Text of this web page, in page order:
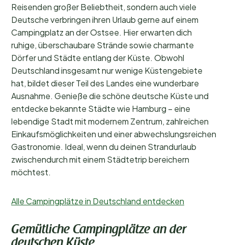
Reisenden großer Beliebtheit, sondern auch viele
Deutsche verbringen ihren Urlaub gerne auf einem
Campingplatz an der Ostsee. Hier erwarten dich
ruhige, überschaubare Strände sowie charmante
Dörfer und Städte entlang der Küste. Obwohl
Deutschland insgesamt nur wenige Küstengebiete
hat, bildet dieser Teil des Landes eine wunderbare
Ausnahme. Genieße die schöne deutsche Küste und
entdecke bekannte Städte wie Hamburg – eine
lebendige Stadt mit modernem Zentrum, zahlreichen
Einkaufsmöglichkeiten und einer abwechslungsreichen
Gastronomie. Ideal, wenn du deinen Strandurlaub
zwischendurch mit einem Städtetrip bereichern
möchtest.
Alle Campingplätze in Deutschland entdecken
Gemütliche Campingplätze an der